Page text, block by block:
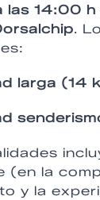
las 14:00 h
.
larga (14
(en la
y la